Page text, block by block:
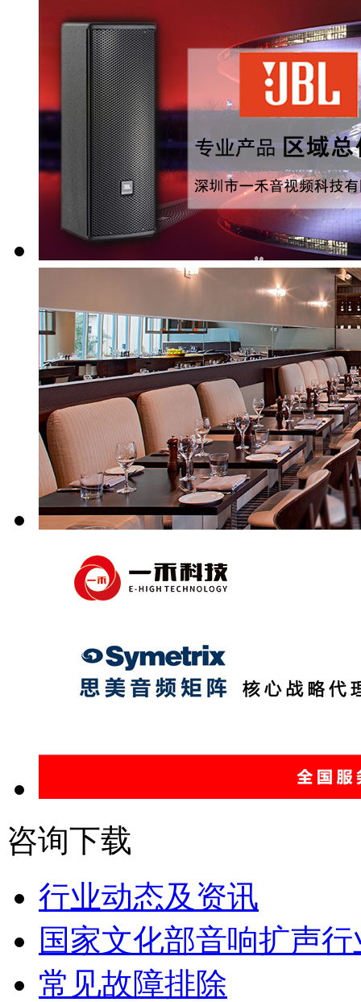
咨询下载
行业动态及资讯
国家文化部音响扩声
常见故障排除